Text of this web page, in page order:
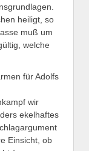
heiligt, so
muß um
welche
für Adolfs
wir
ekelhaftes
Einsicht, ob